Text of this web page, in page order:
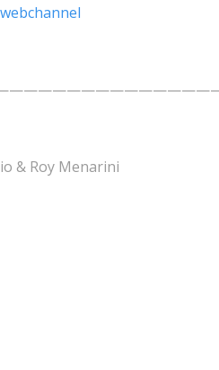
& Roy Menarini